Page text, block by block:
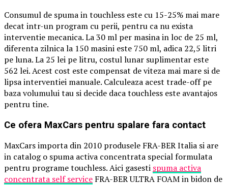
Consumul de spuma in touchless este cu 15-25% mai mare
decat intr-un program cu perii, pentru ca nu exista
interventie mecanica. La 30 ml per masina in loc de 25 ml,
diferenta zilnica la 150 masini este 750 ml, adica 22,5 litri
pe luna. La 25 lei pe litru, costul lunar suplimentar este
562 lei. Acest cost este compensat de viteza mai mare si de
lipsa interventiei manuale. Calculeaza acest trade-off pe
baza volumului tau si decide daca touchless este avantajos
pentru tine.
Ce ofera MaxCars pentru spalare fara contact
MaxCars importa din 2010 produsele FRA-BER Italia si are
in catalog o spuma activa concentrata special formulata
pentru programe touchless. Aici gasesti spuma activa
concentrata self service FRA-BER ULTRA FOAM in bidon de